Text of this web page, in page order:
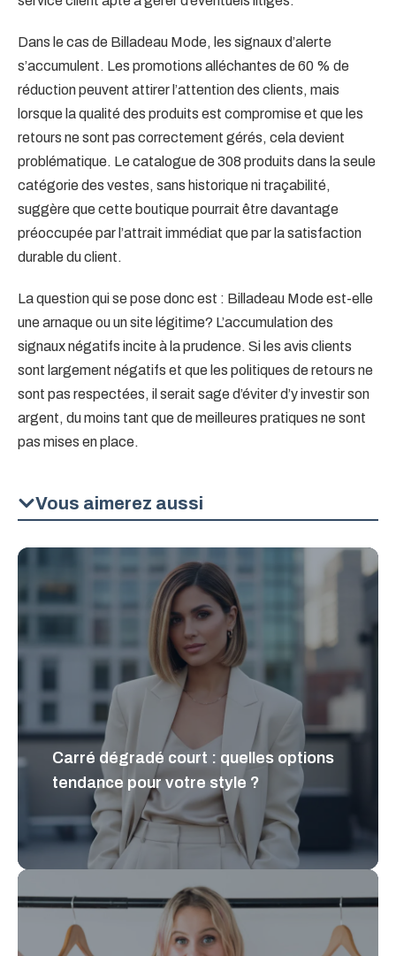
Dans le cas de Billadeau Mode, les signaux d’alerte
s’accumulent. Les promotions alléchantes de 60 % de
réduction peuvent attirer l’attention des clients, mais
lorsque la qualité des produits est compromise et que les
retours ne sont pas correctement gérés, cela devient
problématique. Le catalogue de 308 produits dans la seule
catégorie des vestes, sans historique ni traçabilité,
suggère que cette boutique pourrait être davantage
préoccupée par l’attrait immédiat que par la satisfaction
durable du client.
La question qui se pose donc est : Billadeau Mode est-elle
une arnaque ou un site légitime? L’accumulation des
signaux négatifs incite à la prudence. Si les avis clients
sont largement négatifs et que les politiques de retours ne
sont pas respectées, il serait sage d’éviter d’y investir son
argent, du moins tant que de meilleures pratiques ne sont
pas mises en place.
Vous aimerez aussi
Carré dégradé court : quelles options
tendance pour votre style ?